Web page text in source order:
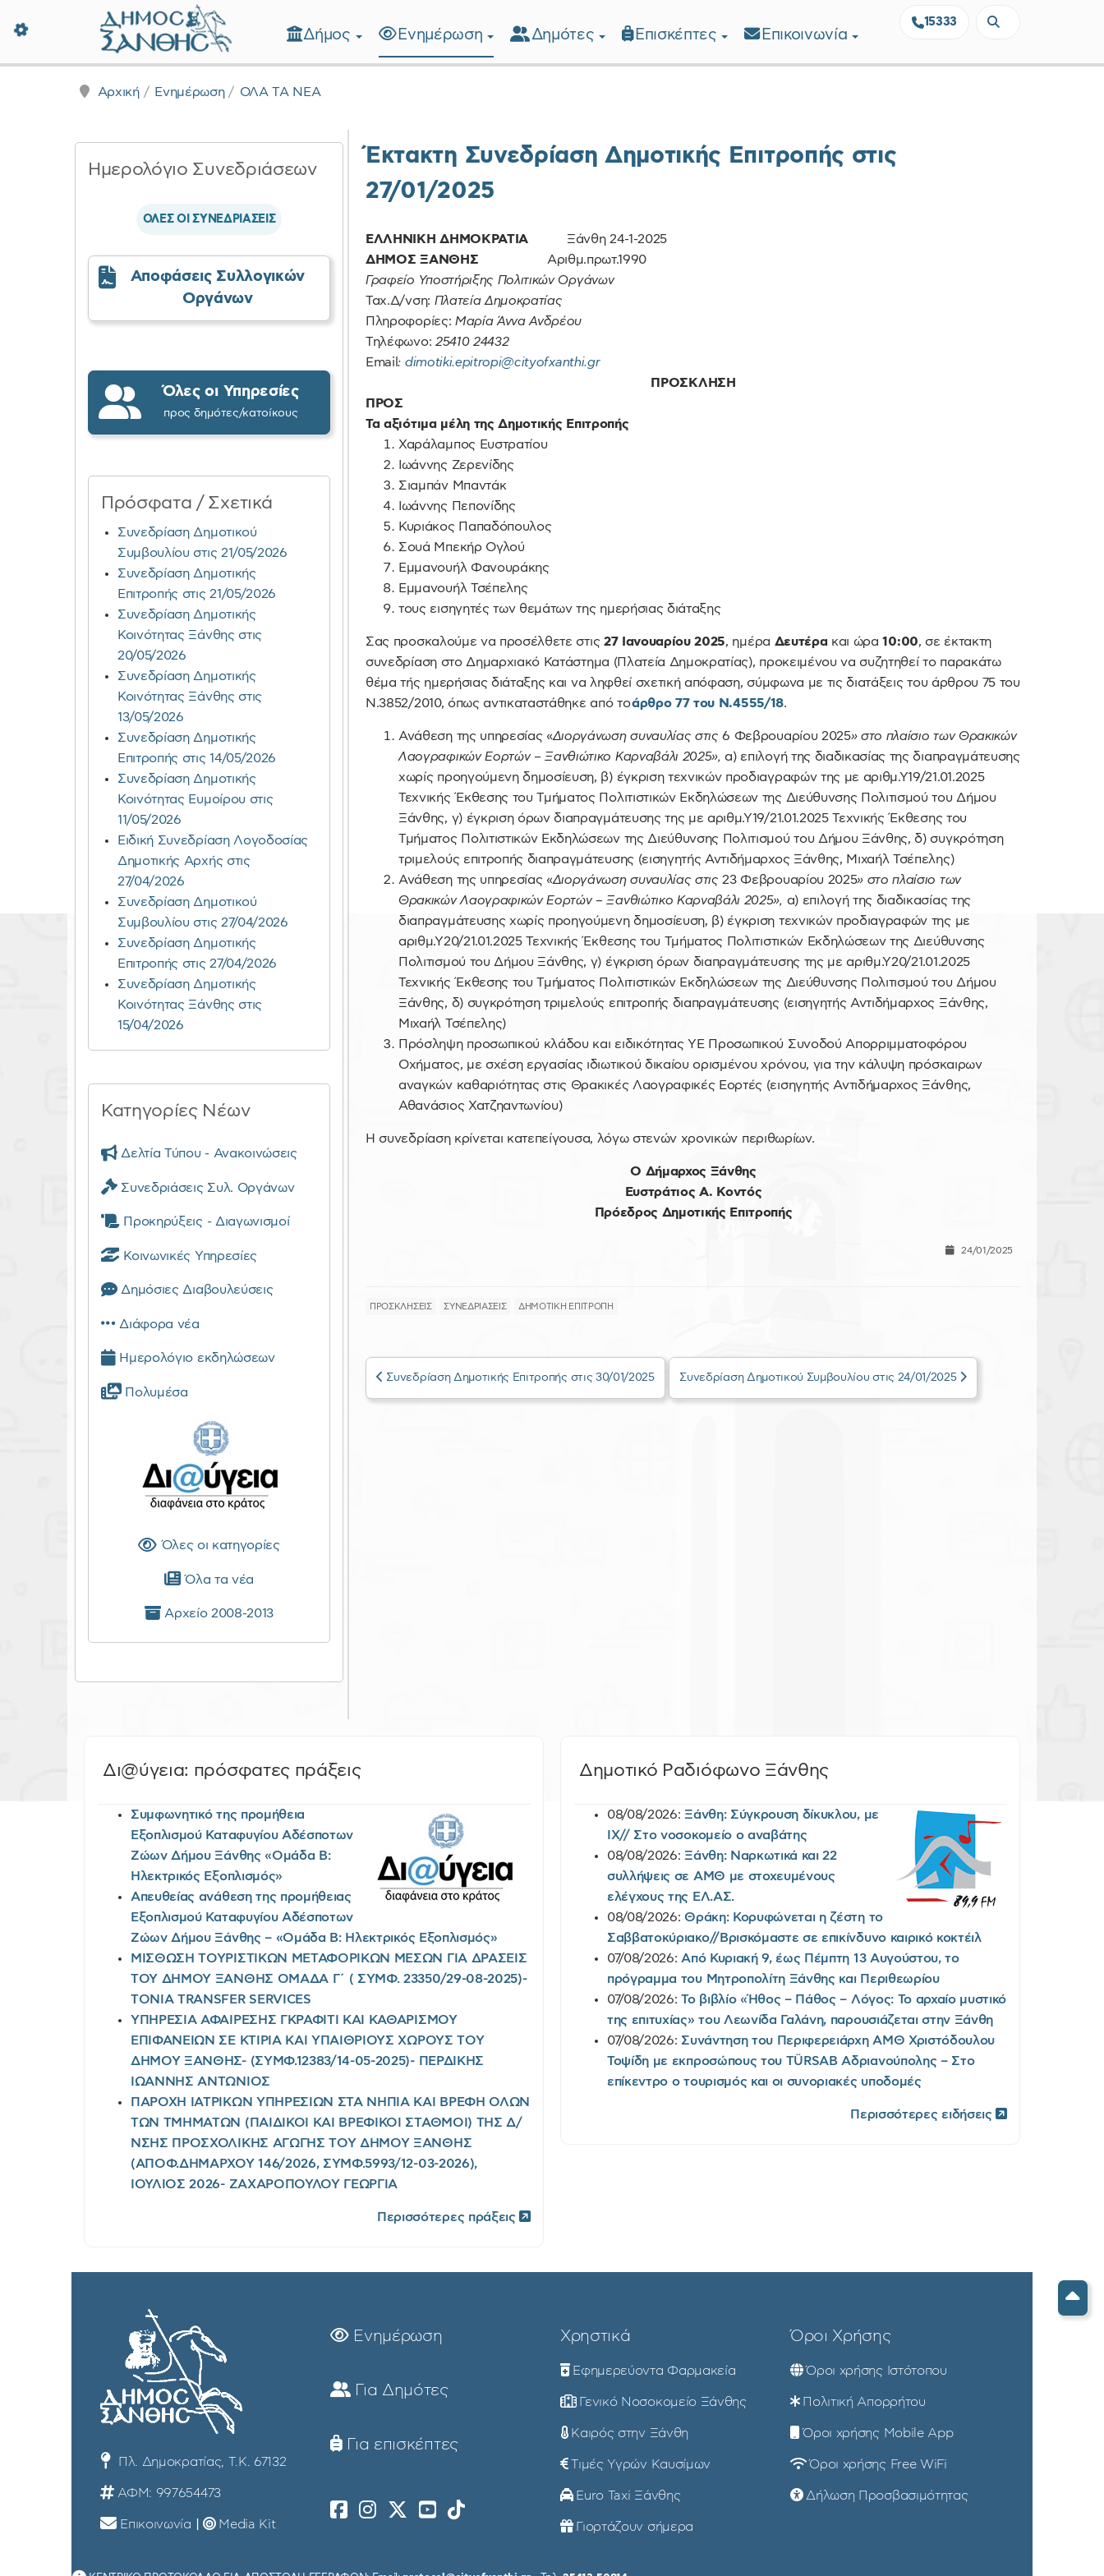
Δήμος Ξάνθης - Επίσημη Ιστοσελίδα
15333
Δήμος Ενημέρωση Δημότες Επισκέπτες Επικοινωνία
Αρχική Ενημέρωση ΟΛΑ ΤΑ ΝΕΑ
Έκτακτη Συνεδρίαση Δημοτικής Επιτροπής στις
27/01/2025
ΕΛΛΗΝΙΚΗ ΔΗΜΟΚΡΑΤΙΑ Ξάνθη 24-1-2025
ΔΗΜΟΣ ΞΑΝΘΗΣ Αριθμ.πρωτ.1990
Γραφείο Υποστήριξης Πολιτικών Οργάνων
Ταχ.Δ/νση: Πλατεία Δημοκρατίας
Πληροφορίες: Μαρία Άννα Ανδρέου
Τηλέφωνο: 25410 24432
Email: dimotiki.epitropi@cityofxanthi.gr
ΠΡΟΣΚΛΗΣΗ
ΠΡΟΣ
Τα αξιότιμα μέλη της Δημοτικής Επιτροπής
Χαράλαμπος Ευστρατίου
Ιωάννης Ζερενίδης
Σιαμπάν Μπαντάκ
Ιωάννης Πεπονίδης
Κυριάκος Παπαδόπουλος
Σουά Μπεκήρ Ογλού
Εμμανουήλ Φανουράκης
Εμμανουήλ Τσέπελης
τους εισηγητές των θεμάτων της ημερήσιας διάταξης
Σας προσκαλούμε να προσέλθετε στις 27 Ιανουαρίου 2025, ημέρα Δευτέρα και ώρα10:00, σε έκτακτη
συνεδρίαση στο Δημαρχιακό Κατάστημα (Πλατεία Δημοκρατίας), προκειμένου να συζητηθεί το παρακάτω
θέμα τής ημερήσιας διάταξης και να ληφθεί σχετική απόφαση, σύμφωνα με τις διατάξεις του άρθρου 75 του
Ν.3852/2010, όπως αντικαταστάθηκε από τοάρθρο 77 του Ν.4555/18.
Ανάθεση της υπηρεσίας «Διοργάνωση συναυλίας στις6 Φεβρουαρίου 2025» στο πλαίσιο των Θρακικών
Λαογραφικών Εορτών – Ξανθιώτικο Καρναβάλι 2025», α) επιλογή της διαδικασίας της διαπραγμάτευσης
χωρίς προηγούμενη δημοσίευση, β) έγκριση τεχνικών προδιαγραφών της με αριθμ.Υ19/21.01.2025
Τεχνικής Έκθεσης του Τμήματος Πολιτιστικών Εκδηλώσεων της Διεύθυνσης Πολιτισμού του Δήμου
Ξάνθης, γ) έγκριση όρων διαπραγμάτευσης της με αριθμ.Υ19/21.01.2025 Τεχνικής Έκθεσης του
Τμήματος Πολιτιστικών Εκδηλώσεων της Διεύθυνσης Πολιτισμού του Δήμου Ξάνθης, δ) συγκρότηση
τριμελούς επιτροπής διαπραγμάτευσης (εισηγητής Αντιδήμαρχος Ξάνθης, Μιχαήλ Τσέπελης)
Ανάθεση της υπηρεσίας «Διοργάνωση συναυλίας στις 23 Φεβρουαρίου 2025» στο πλαίσιο των
Θρακικών Λαογραφικών Εορτών – Ξανθιώτικο Καρναβάλι 2025», α) επιλογή της διαδικασίας της
διαπραγμάτευσης χωρίς προηγούμενη δημοσίευση, β) έγκριση τεχνικών προδιαγραφών της με
αριθμ.Υ20/21.01.2025 Τεχνικής Έκθεσης του Τμήματος Πολιτιστικών Εκδηλώσεων της Διεύθυνσης
Πολιτισμού του Δήμου Ξάνθης, γ) έγκριση όρων διαπραγμάτευσης της με αριθμ.Υ20/21.01.2025
Τεχνικής Έκθεσης του Τμήματος Πολιτιστικών Εκδηλώσεων της Διεύθυνσης Πολιτισμού του Δήμου
Ξάνθης, δ) συγκρότηση τριμελούς επιτροπής διαπραγμάτευσης (εισηγητής Αντιδήμαρχος Ξάνθης,
Μιχαήλ Τσέπελης)
Πρόσληψη προσωπικού κλάδου και ειδικότητας ΥΕ Προσωπικού Συνοδού Απορριμματοφόρου
Οχήματος, με σχέση εργασίας ιδιωτικού δικαίου ορισμένου χρόνου, για την κάλυψη πρόσκαιρων
αναγκών καθαριότητας στις Θρακικές Λαογραφικές Εορτές (εισηγητής Αντιδήμαρχος Ξάνθης,
Αθανάσιος Χατζηαντωνίου)
Η συνεδρίαση κρίνεται κατεπείγουσα, λόγω στενών χρονικών περιθωρίων.
Ο Δήμαρχος Ξάνθης
Ευστράτιος Α. Κοντός
Πρόεδρος Δημοτικής Επιτροπής
24/01/2025
ΠΡΟΣΚΛΗΣΕΙΣ ΣΥΝΕΔΡΙΑΣΕΙΣ ΔΗΜΟΤΙΚΗ ΕΠΙΤΡΟΠΗ
Συνεδρίαση Δημοτικής Επιτροπής στις 30/01/2025 Συνεδρίαση Δημοτικού Συμβουλίου στις 24/01/2025
Ημερολόγιο Συνεδριάσεων
ΟΛΕΣ ΟΙ ΣΥΝΕΔΡΙΑΣΕΙΣ
Αποφάσεις Συλλογικών
Οργάνων
Όλες οι Υπηρεσίες
προς δημότες/κατοίκους
Πρόσφατα / Σχετικά
Συνεδρίαση Δημοτικού
Συμβουλίου στις 21/05/2026
Συνεδρίαση Δημοτικής
Επιτροπής στις 21/05/2026
Συνεδρίαση Δημοτικής
Κοινότητας Ξάνθης στις
20/05/2026
Συνεδρίαση Δημοτικής
Κοινότητας Ξάνθης στις
13/05/2026
Συνεδρίαση Δημοτικής
Επιτροπής στις 14/05/2026
Συνεδρίαση Δημοτικής
Κοινότητας Ευμοίρου στις
11/05/2026
Ειδική Συνεδρίαση Λογοδοσίας
Δημοτικής Αρχής στις
27/04/2026
Συνεδρίαση Δημοτικού
Συμβουλίου στις 27/04/2026
Συνεδρίαση Δημοτικής
Επιτροπής στις 27/04/2026
Συνεδρίαση Δημοτικής
Κοινότητας Ξάνθης στις
15/04/2026
Κατηγορίες Νέων
Δελτία Τύπου - Ανακοινώσεις
Συνεδριάσεις Συλ. Οργάνων
Προκηρύξεις - Διαγωνισμοί
Κοινωνικές Υπηρεσίες
Δημόσιες Διαβουλεύσεις
Διάφορα νέα
Ημερολόγιο εκδηλώσεων
Πολυμέσα
Όλες οι κατηγορίες
Όλα τα νέα
Αρχείο 2008-2013
Δι@ύγεια: πρόσφατες πράξεις
Συμφωνητικό της προμήθεια
Εξοπλισμού Καταφυγίου Αδέσποτων
Ζώων Δήμου Ξάνθης «Ομάδα Β:
Ηλεκτρικός Εξοπλισμός»
Απευθείας ανάθεση της προμήθειας
Εξοπλισμού Καταφυγίου Αδέσποτων
Ζώων Δήμου Ξάνθης – «Ομάδα Β: Ηλεκτρικός Εξοπλισμός»
ΜΙΣΘΩΣΗ ΤΟΥΡΙΣΤΙΚΩΝ ΜΕΤΑΦΟΡΙΚΩΝ ΜΕΣΩΝ ΓΙΑ ΔΡΑΣΕΙΣ
ΤΟΥ ΔΗΜΟΥ ΞΑΝΘΗΣ ΟΜΑΔΑ Γ΄ ( ΣΥΜΦ. 23350/29-08-2025)-
TONIA TRANSFER SERVICES
ΥΠΗΡΕΣΙΑ ΑΦΑΙΡΕΣΗΣ ΓΚΡΑΦΙΤΙ ΚΑΙ ΚΑΘΑΡΙΣΜΟΥ
ΕΠΙΦΑΝΕΙΩΝ ΣΕ ΚΤΙΡΙΑ ΚΑΙ ΥΠΑΙΘΡΙΟΥΣ ΧΩΡΟΥΣ ΤΟΥ
ΔΗΜΟΥ ΞΑΝΘΗΣ- (ΣΥΜΦ.12383/14-05-2025)- ΠΕΡΔΙΚΗΣ
ΙΩΑΝΝΗΣ ΑΝΤΩΝΙΟΣ
ΠΑΡΟΧΗ ΙΑΤΡΙΚΩΝ ΥΠΗΡΕΣΙΩΝ ΣΤΑ ΝΗΠΙΑ ΚΑΙ ΒΡΕΦΗ ΟΛΩΝ
ΤΩΝ ΤΜΗΜΑΤΩΝ (ΠΑΙΔΙΚΟΙ ΚΑΙ ΒΡΕΦΙΚΟΙ ΣΤΑΘΜΟΙ) ΤΗΣ Δ/
ΝΣΗΣ ΠΡΟΣΧΟΛΙΚΗΣ ΑΓΩΓΗΣ ΤΟΥ ΔΗΜΟΥ ΞΑΝΘΗΣ
(ΑΠΟΦ.ΔΗΜΑΡΧΟΥ 146/2026, ΣΥΜΦ.5993/12-03-2026),
ΙΟΥΛΙΟΣ 2026- ΖΑΧΑΡΟΠΟΥΛΟΥ ΓΕΩΡΓΙΑ
Περισσότερες πράξεις
Δημοτικό Ραδιόφωνο Ξάνθης
08/08/2026: Ξάνθη: Σύγκρουση δίκυκλου, με
ΙΧ// Στο νοσοκομείο ο αναβάτης
08/08/2026: Ξάνθη: Ναρκωτικά και 22
συλλήψεις σε ΑΜΘ με στοχευμένους
ελέγχους της EΛ.AΣ.
08/08/2026: Θράκη: Κορυφώνεται η ζέστη το
Σαββατοκύριακο//Βρισκόμαστε σε επικίνδυνο καιρικό κοκτέιλ
07/08/2026: Από Κυριακή 9, έως Πέμπτη 13 Αυγούστου, το
πρόγραμμα του Μητροπολίτη Ξάνθης και Περιθεωρίου
07/08/2026:Το βιβλίο «Ήθος – Πάθος – Λόγος: Το αρχαίο μυστικό
της επιτυχίας» του Λεωνίδα Γαλάνη, παρουσιάζεται στην Ξάνθη
07/08/2026: Συνάντηση του Περιφερειάρχη ΑΜΘ Χριστόδουλου
Τοψίδη με εκπροσώπους του TÜRSAB Αδριανούπολης – Στο
επίκεντρο ο τουρισμός και οι συνοριακές υποδομές
Περισσότερες ειδήσεις
Πλ. Δημοκρατίας, Τ.Κ. 67132
ΑΦΜ: 997654473
Επικοινωνία Media Kit
Ενημέρωση
Για Δημότες
Για επισκέπτες
Χρηστικά
Εφημερεύοντα Φαρμακεία
Γενικό Νοσοκομείο Ξάνθης
Καιρός στην Ξάνθη
Τιμές Υγρών Καυσίμων
Euro Taxi Ξάνθης
Γιορτάζουν σήμερα
Όροι Χρήσης
Όροι χρήσης Ιστότοπου
Πολιτική Απορρήτου
Όροι χρήσης Mobile App
Όροι χρήσης Free WiFi
Δήλωση Προσβασιμότητας